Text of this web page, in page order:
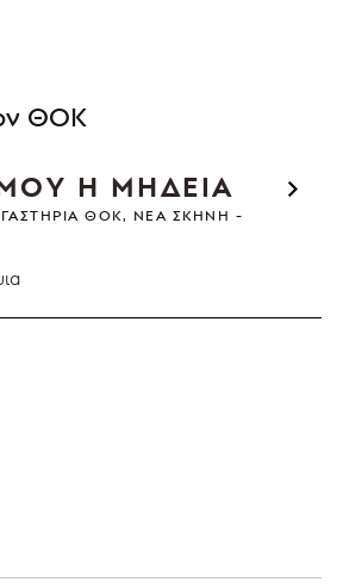
ΘΟΚ
Η ΜΗΔΕΙΑ
ΘΟΚ, ΝΈΑ ΣΚΗΝΉ